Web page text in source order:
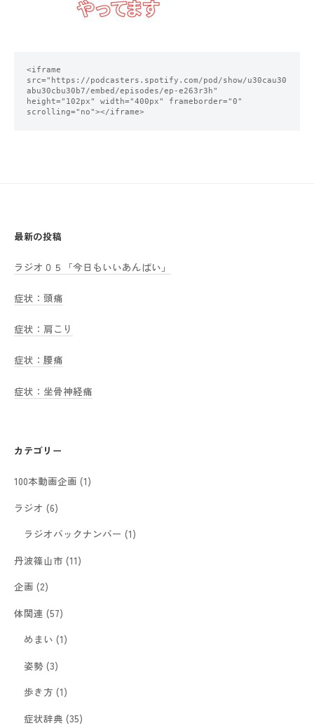
<iframe
src="https://podcasters.spotify.com/pod/show/u30cau30
abu30cbu30b7/embed/episodes/ep-e263r3h"
height="102px" width="400px" frameborder="0"
scrolling="no"></iframe>
最新の投稿
ラジオ０５「今日もいいあんばい」
症状：頭痛
症状：肩こり
症状：腰痛
症状：坐骨神経痛
カテゴリー
100本動画企画 (1)
ラジオ (6)
ラジオバックナンバー (1)
丹波篠山市 (11)
企画 (2)
体関連 (57)
めまい (1)
姿勢(3)
歩き方 (1)
症状辞典 (35)